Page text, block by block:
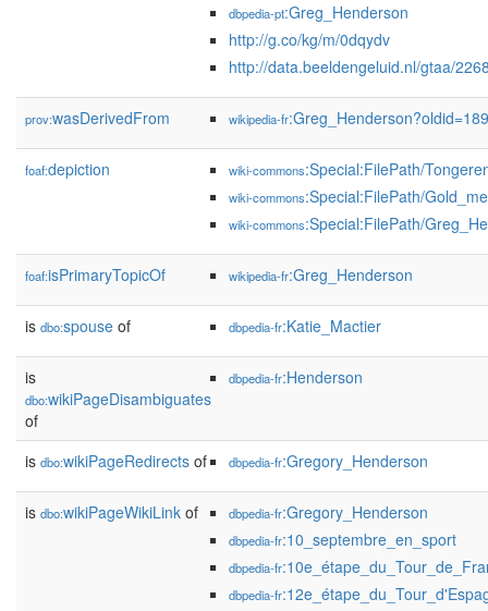
dbpedia-pt:Greg_Henderson
http://g.co/kg/m/0dqydv
http://data.beeldengeluid.nl/gtaa/
prov:wasDerivedFrom wikipedia-fr
foaf:depiction wiki-commons:Special:FilePath/
wiki-commons:Special:FilePath/
wiki-commons:Special:FilePath/
foaf:isPrimaryTopicOf wikipedia-fr:Greg_Henderson
is dbo:spouse of dbpedia-fr:Katie_Mactier
is
dbo:wikiPageDisambiguates
of
dbpedia-fr:Henderson
is dbo:wikiPageRedirects of dbpedia-fr:Gregory_Henderson
is dbo:wikiPageWikiLink of dbpedia-fr:Gregory_Henderson
dbpedia-fr:10_septembre_en_sport
dbpedia-fr
dbpedia-fr